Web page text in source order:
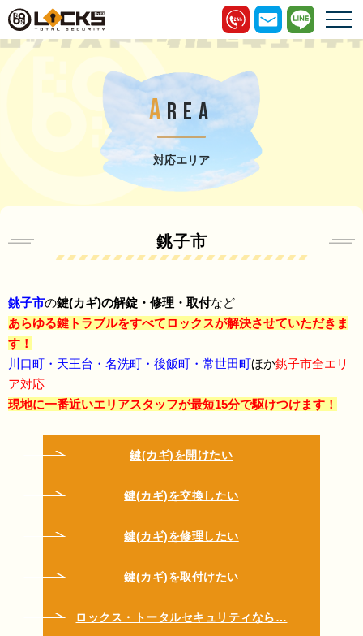
AREA
対応エリア
銚子市
銚子市の鍵(カギ)の解錠・修理・取付など
あらゆる鍵トラブルをすべてロックスが解決させていただきま
す！
川口町・天王台・名洗町・後飯町・常世田町ほか銚子市全エリ
ア対応
現地に一番近いエリアスタッフが最短15分で駆けつけます！
鍵(カギ)を開けたい
鍵(カギ)を交換したい
鍵(カギ)を修理したい
鍵(カギ)を取付けたい
ロックス・トータルセキュリティなら…